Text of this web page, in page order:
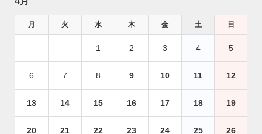
月 火 水 木 金 土 日
1 2 3 4 5
6 7 8 9 10 11 12
13 14 15 16 17 18 19
20 21 22 23 24 25 26